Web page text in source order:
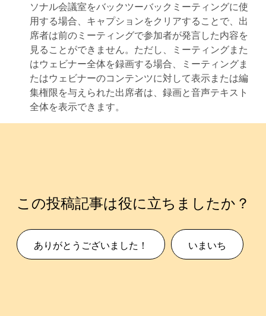
ソナル会議室をバックツーバックミーティングに使
用する場合、キャプションをクリアすることで、出
席者は前のミーティングで参加者が発言した内容を
見ることができません。ただし、ミーティングまた
はウェビナー全体を録画する場合、ミーティングま
たはウェビナーのコンテンツに対して表示または編
集権限を与えられた出席者は、録画と音声テキスト
全体を表示できます。
この投稿記事は役に立ちましたか？
ありがとうございました！ いまいち